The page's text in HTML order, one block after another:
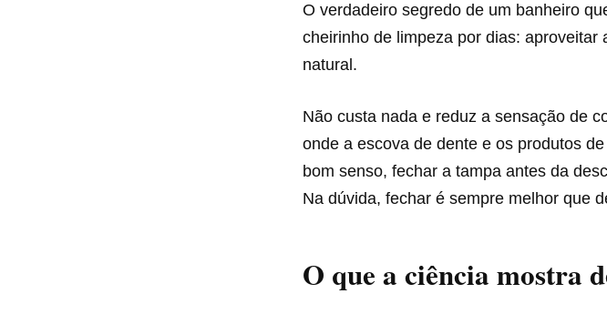
O verdadeiro segredo de um banheiro
cheirinho de limpeza por dias:
natural.
Não custa nada e reduz a sensação de
onde a escova de dente e os produtos
bom senso, fechar a tampa antes da
Na dúvida, fechar é sempre melhor que
O que a ciência mostra